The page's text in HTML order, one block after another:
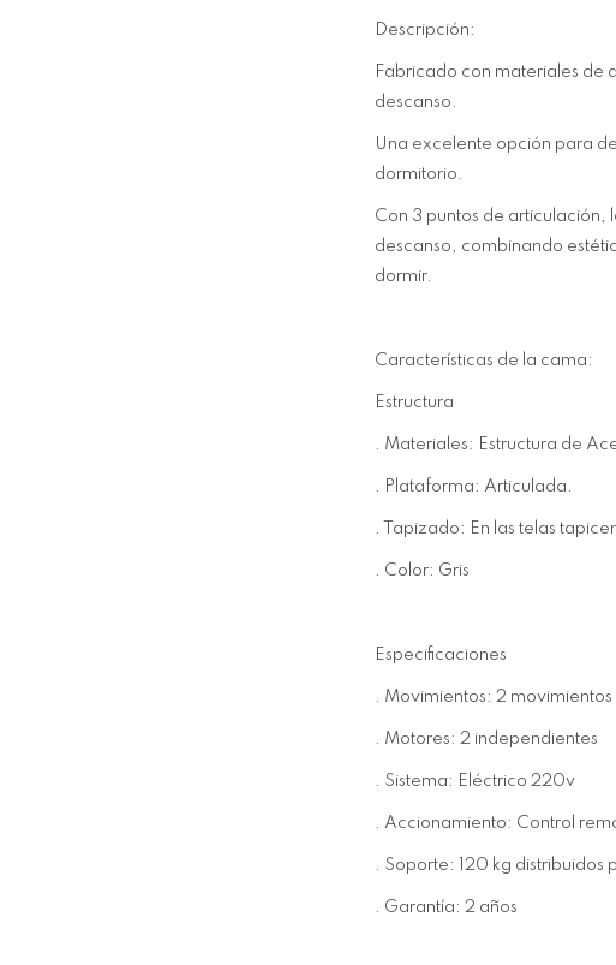
Descripción:
Fabricado con materiales de
descanso.
Una excelente opción para
dormitorio.
Con 3 puntos de articulación,
descanso, combinando
dormir.
Características de la cama:
Estructura
. Materiales: Estructura de
. Plataforma: Articulada.
. Tapizado: En las telas
. Color: Gris
Especificaciones
. Movimientos: 2 movimientos
. Motores: 2 independientes
. Sistema: Eléctrico 220v
. Accionamiento: Control
. Soporte: 120 kg distribuidos
. Garantía: 2 años